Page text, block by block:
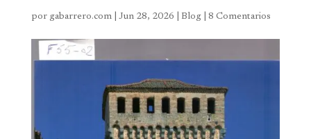
por gabarrero.com| Jun 28, 2026 Blog| 8 Comentarios